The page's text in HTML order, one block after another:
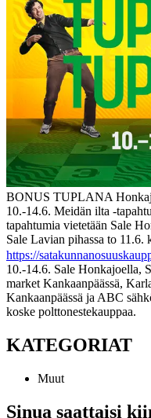
BONUS TUPLANA
10.-14.6. Meidän ilta -
tapahtumia vietetään Sale
Sale Lavian pihassa to 11.6.
https://
10.-14.6. Sale Honkajoella,
market Kankaanpäässä,
Kankaanpäässä ja ABC
koske polttonestekauppaa.
KATEGORIAT
Muut
Sinua saattaisi